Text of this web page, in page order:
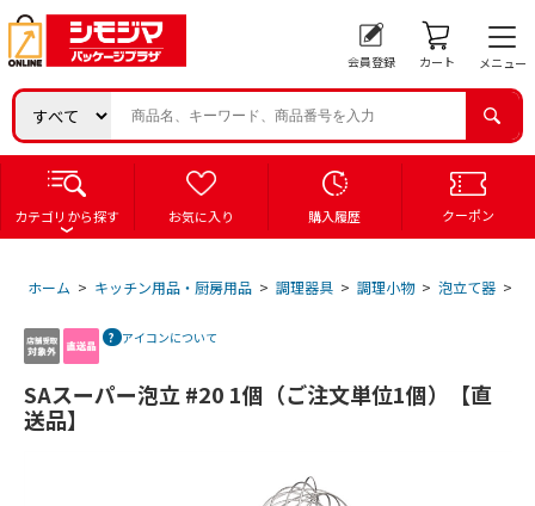
会員登録 カート メニュー
カテゴリから探す お気に入り 購入履歴 クーポン
ホーム > キッチン用品・厨房用品 > 調理器具 > 調理小物 > 泡立て器 >
アイコンについて
SAスーパー泡立 #20 1個（ご注文単位1個）【直
送品】